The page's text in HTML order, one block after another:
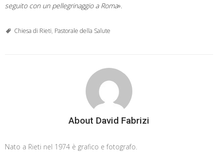
seguito con un pellegrinaggio a Roma».
Chiesa di Rieti, Pastorale della Salute
About David Fabrizi
Nato a Rieti nel 1974 è grafico e fotografo.